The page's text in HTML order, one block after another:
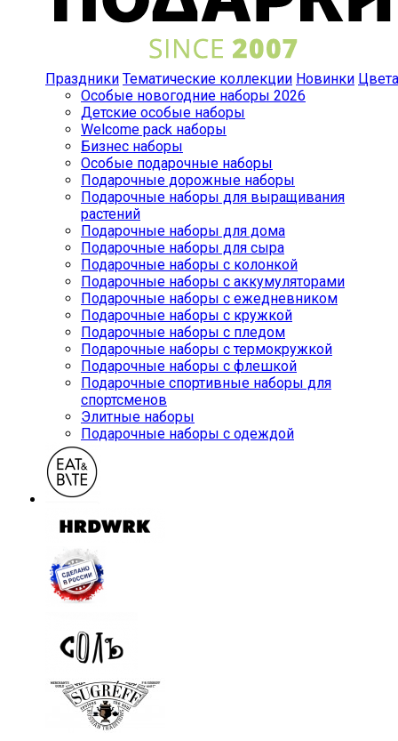
Праздники Тематические коллекции Новинки Цвета
Особые новогодние наборы 2026
Детские особые наборы
Welcome pack наборы
Бизнес наборы
Особые подарочные наборы
Подарочные дорожные наборы
Подарочные наборы для выращивания
растений
Подарочные наборы для дома
Подарочные наборы для сыра
Подарочные наборы с колонкой
Подарочные наборы с аккумуляторами
Подарочные наборы с ежедневником
Подарочные наборы с кружкой
Подарочные наборы с пледом
Подарочные наборы с термокружкой
Подарочные наборы с флешкой
Подарочные спортивные наборы для
спортсменов
Элитные наборы
Подарочные наборы с одеждой